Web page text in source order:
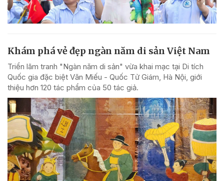
Khám phá vẻ đẹp ngàn năm di sản Việt Nam
Triển lãm tranh "Ngàn năm di sản" vừa khai mạc tại Di tích
Quốc gia đặc biệt Văn Miếu - Quốc Tử Giám, Hà Nội, giới
thiệu hơn 120 tác phẩm của 50 tác giả.